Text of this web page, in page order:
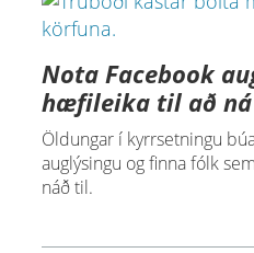
Nota Facebook
hæfileika til að
Öldungar í kyrrsetningu
auglýsingu og finna fólk
náð til.